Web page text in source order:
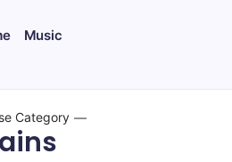
Music
Category